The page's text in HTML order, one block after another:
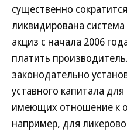
существенно
ликвидирована
акциз с начала 2006
платить
законодательно
уставного капитала
имеющих отношение к
например, для